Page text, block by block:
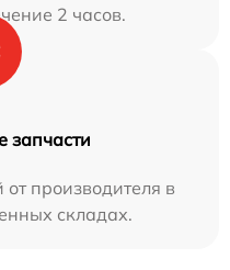
2 часов.
запчасти
производителя в
складах.